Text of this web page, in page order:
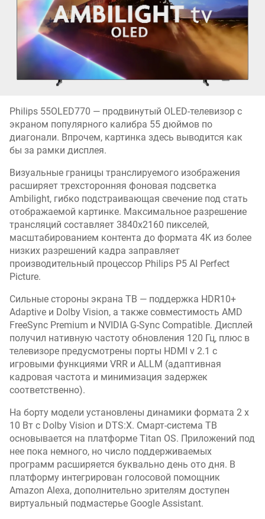
Philips 55OLED770 — продвинутый OLED-телевизор с
экраном популярного калибра 55 дюймов по
диагонали. Впрочем, картинка здесь выводится как
бы за рамки дисплея.
Визуальные границы транслируемого изображения
расширяет трехсторонняя фоновая подсветка
Ambilight, гибко подстраивающая свечение под стать
отображаемой картинке. Максимальное разрешение
трансляций составляет 3840х2160 пикселей,
масштабированием контента до формата 4K из более
низких разрешений кадра заправляет
производительный процессор Philips P5 AI Perfect
Picture.
Сильные стороны экрана ТВ — поддержка HDR10+
Adaptive и Dolby Vision, а также совместимость AMD
FreeSync Premium и NVIDIA G-Sync Compatible. Дисплей
получил нативную частоту обновления 120 Гц, плюс в
телевизоре предусмотрены порты HDMI v 2.1 с
игровыми функциями VRR и ALLM (адаптивная
кадровая частота и минимизация задержек
соответственно).
На борту модели установлены динамики формата 2 х
10 Вт с Dolby Vision и DTS:X. Смарт-система ТВ
основывается на платформе Titan OS. Приложений под
нее пока немного, но число поддерживаемых
программ расширяется буквально день ото дня. В
платформу интегрирован голосовой помощник
Amazon Alexa, дополнительно зрителям доступен
виртуальный подмастерье Google Assistant.